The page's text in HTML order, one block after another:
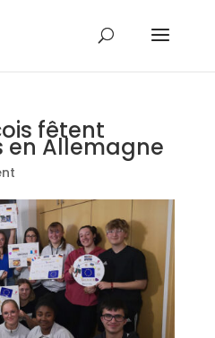
fêtent
en Allemagne